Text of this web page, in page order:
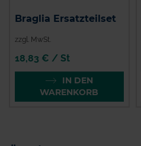
Braglia Ersatzteilset
zzgl. MwSt.
18,83 € / St
IN DEN
WARENKORB